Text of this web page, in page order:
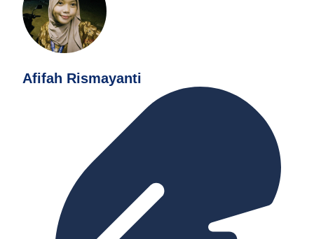
Afifah Rismayanti